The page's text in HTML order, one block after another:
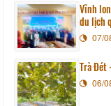
Vĩnh
du lịch
07/
Trà Đét
06/